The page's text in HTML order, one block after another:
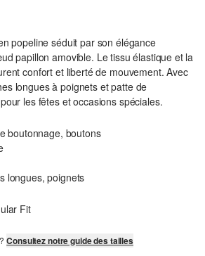
popeline séduit par son élégance
papillon amovible. Le tissu élastique et la
confort et liberté de mouvement. Avec
longues à poignets et patte de
les fêtes et occasions spéciales.
boutonnage, boutons
longues, poignets
Fit
Consultez notre guide des tailles